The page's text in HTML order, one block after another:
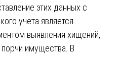
этих данных с
учета является
выявления хищений,
имущества. В